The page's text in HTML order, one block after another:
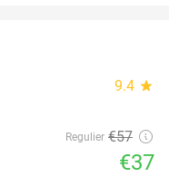
9.4 star
Regulier €57
€37